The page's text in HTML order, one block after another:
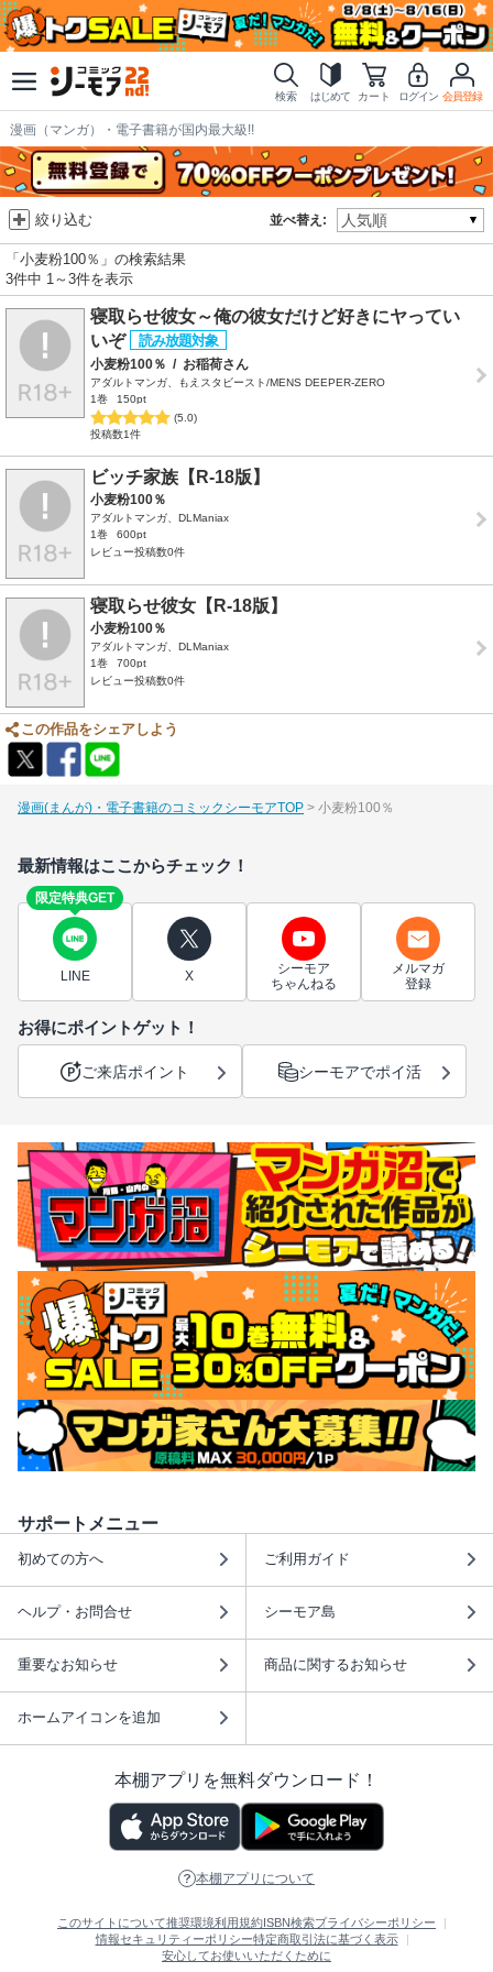
検索 はじめて カート ログイン 会員登録
漫画（マンガ）・電子書籍が国内最大級!!
並べ替え:
絞り込む
「小麦粉100％」の検索結果
3件中 1～3件を表示
寝取らせ彼女～俺の彼女だけど好きにヤってい
いぞ
小麦粉100％ / お稲荷さん
アダルトマンガ、もえスタビースト/MENS DEEPER-ZERO
1巻
150pt
(5.0)
投稿数1件
ビッチ家族【R-18版】
小麦粉100％
アダルトマンガ、DLManiax
1巻
600pt
レビュー投稿数0件
寝取らせ彼女【R-18版】
小麦粉100％
アダルトマンガ、DLManiax
1巻
700pt
レビュー投稿数0件
この作品をシェアしよう
漫画(まんが)・電子書籍のコミックシーモアTOP 小麦粉100％
最新情報はここからチェック！
限定特典GET
LINE X
シーモア
ちゃんねる
メルマガ
登録
お得にポイントゲット！
ご来店ポイント シーモアでポイ活
サポートメニュー
初めての方へ ご利用ガイド
ヘルプ・お問合せ シーモア島
重要なお知らせ 商品に関するお知らせ
ホームアイコンを追加
本棚アプリを無料ダウンロード！
本棚アプリについて
このサイトについて推奨環境利用規約 ISBN検索プライバシーポリシー
情報セキュリティーポリシー特定商取引法に基づく表示
安心してお使いいただくために